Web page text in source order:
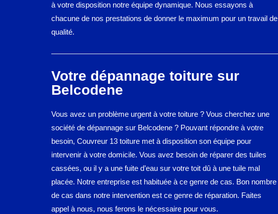
à votre disposition notre équipe dynamique. Nous essayons à
chacune de nos prestations de donner le maximum pour un travail de
qualité.
Votre dépannage toiture sur
Belcodene
Vous avez un problème urgent à votre toiture ? Vous cherchez une
société de dépannage sur Belcodene ? Pouvant répondre à votre
besoin, Couvreur 13 toiture met à disposition son équipe pour
intervenir à votre domicile. Vous avez besoin de réparer des tuiles
cassées, ou il y a une fuite d’eau sur votre toit dû à une tuile mal
placée. Notre entreprise est habituée à ce genre de cas. Bon nombre
de cas dans notre intervention est ce genre de réparation. Faites
appel à nous, nous ferons le nécessaire pour vous.